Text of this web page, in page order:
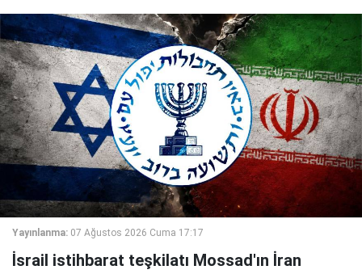
Yayınlanma: 07 Ağustos 2026 Cuma 17:17
İsrail istihbarat teşkilatı Mossad'ın İran